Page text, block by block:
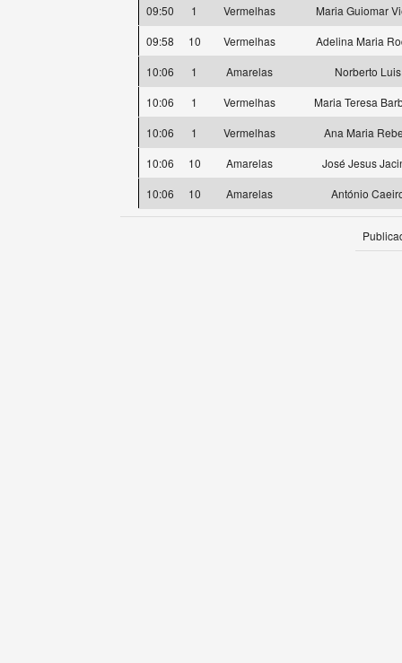
09:50
1 Vermelhas
Maria Guiomar
09:58
10 Vermelhas
Adelina Maria
10:06
1 Amarelas
Norberto Luis
10:06
1 Vermelhas
Maria Teresa
10:06
1 Vermelhas
Ana Maria
10:06
10 Amarelas
José Jesus
10:06
10 Amarelas António